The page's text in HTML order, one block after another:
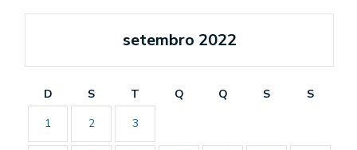
setembro 2022
D S T Q Q S
S
1
2 3